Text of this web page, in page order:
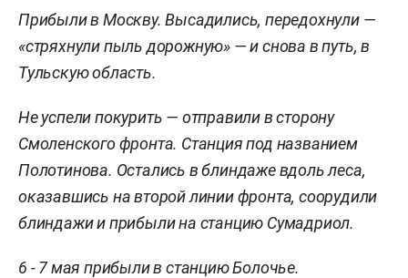
Прибыли в Москву. Высадились, передохнули —
«стряхнули пыль дорожную» — и снова в путь, в
Тульскую область.
Не успели покурить — отправили в сторону
Смоленского фронта. Станция под названием
Полотинова. Остались в блиндаже вдоль леса,
оказавшись на второй линии фронта, соорудили
блиндажи и прибыли на станцию Сумадриол.
6 - 7 мая прибыли в станцию Болочье.